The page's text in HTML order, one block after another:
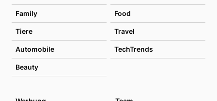
Family Food
Tiere Travel
Automobile TechTrends
Beauty